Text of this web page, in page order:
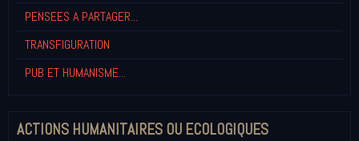
PENSEES A PARTAGER...
TRANSFIGURATION
PUB ET HUMANISME...
ACTIONS HUMANITAIRES OU ECOLOGIQUES